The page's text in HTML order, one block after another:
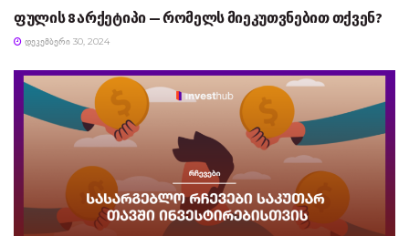
ფულის 8 არქეტიპი — რომელს მიეკუთვნებით თქვენ?
ᲓᲔᲙᲔᲛᲑᲔᲠᲘ 30, 2024